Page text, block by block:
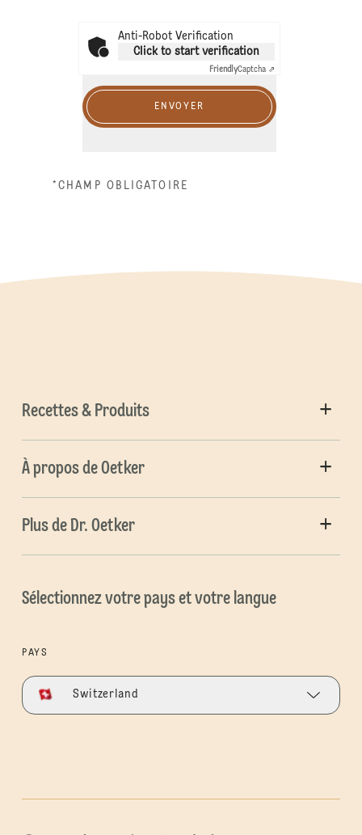
Anti-Robot Verification
Click to start verification
FriendlyCaptcha ⇗
ENVOYER
*CHAMP OBLIGATOIRE
Recettes & Produits
À propos de Oetker
Plus de Dr. Oetker
Sélectionnez votre pays et votre langue
PAYS
Switzerland